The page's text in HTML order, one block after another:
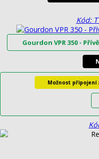
Kód:
Gourdon VPR 350 -
Možnost připojení